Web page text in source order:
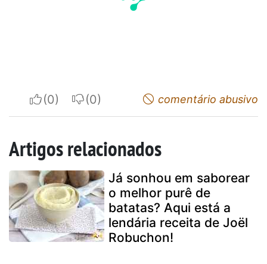
I apreciateI do not appreciatecomentário abusivo
Artigos relacionados
Já sonhou em saborear
o melhor purê de
batatas? Aqui está a
lendária receita de Joël
Robuchon!